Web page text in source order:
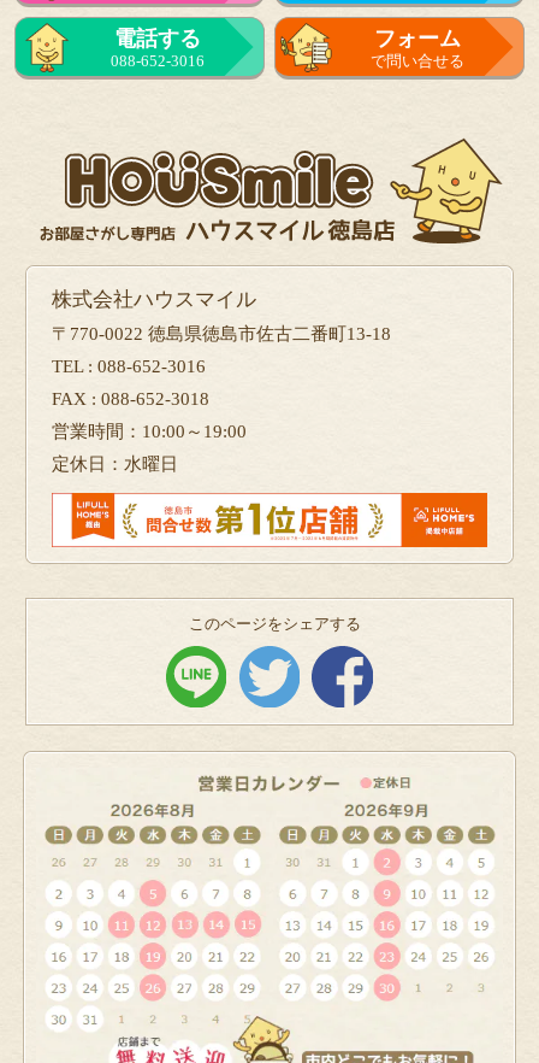
電話する
088-652-3016
フォーム
で問い合せる
株式会社ハウスマイル
〒770-0022 徳島県徳島市佐古二番町13-18
TEL : 088-652-3016
FAX : 088-652-3018
営業時間：10:00～19:00
定休日：水曜日
このページをシェアする